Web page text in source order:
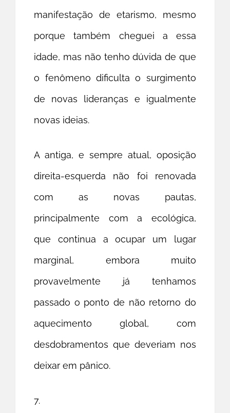
manifestação de etarismo, mesmo
porque também cheguei a essa
idade, mas não tenho dúvida de que
o fenômeno dificulta o surgimento
de novas lideranças e igualmente
novas ideias.
A antiga, e sempre atual, oposição
direita-esquerda não foi renovada
com as novas pautas,
principalmente com a ecológica,
que continua a ocupar um lugar
marginal, embora muito
provavelmente já tenhamos
passado o ponto de não retorno do
aquecimento global, com
desdobramentos que deveriam nos
deixar em pânico.
7.